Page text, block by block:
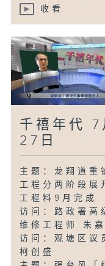
收看
千禧年代 7
27日
主题：龙翔道重
工程分两阶段展
工程料9月完成
访问：路政署高
维修工程师 朱嘉
访问：观塘区议
柯创盛